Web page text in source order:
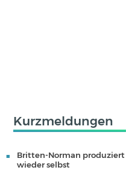
Kurzmeldungen
Britten-Norman
wieder selbst